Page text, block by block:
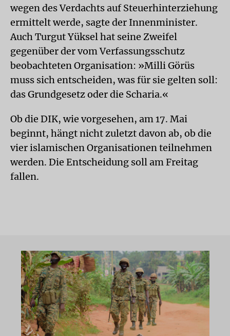
wegen des Verdachts auf Steuerhinterziehung
ermittelt werde, sagte der Innenminister.
Auch Turgut Yüksel hat seine Zweifel
gegenüber der vom Verfassungsschutz
beobachteten Organisation: »Milli Görüs
muss sich entscheiden, was für sie gelten soll:
das Grundgesetz oder die Scharia.«
Ob die DIK, wie vorgesehen, am 17. Mai
beginnt, hängt nicht zuletzt davon ab, ob die
vier islamischen Organisationen teilnehmen
werden. Die Entscheidung soll am Freitag
fallen.